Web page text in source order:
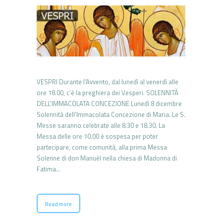
VESPRI Durante l’Avvento, dal lunedì al venerdì alle
ore 18.00, c’è la preghiera dei Vesperi. SOLENNITÀ
DELL’IMMACOLATA CONCEZIONE Lunedì 8 dicembre
Solennità dell’Immacolata Concezione di Maria. Le S.
Messe saranno celebrate alle 8.30 e 18.30. La
Messa delle ore 10.00 è sospesa per poter
partecipare, come comunità, alla prima Messa
Solenne di don Manuèl nella chiesa di Madonna di
Fatima…
Read more